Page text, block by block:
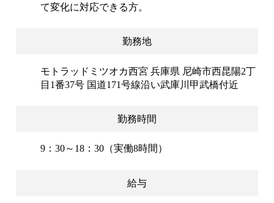
て変化に対応できる方。
勤務地
モトラッドミツオカ西宮 兵庫県 尼崎市西昆陽2丁
目1番37号 国道171号線沿い武庫川甲武橋付近
勤務時間
9：30～18：30（実働8時間）
給与